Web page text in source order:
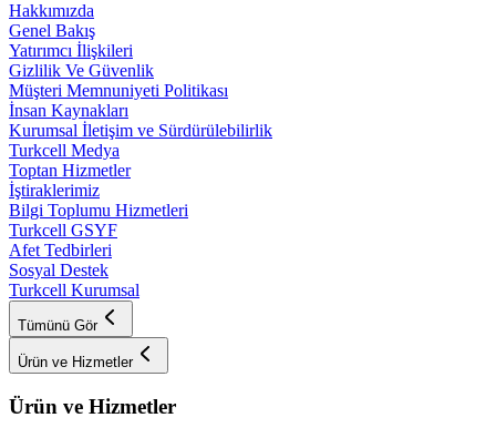
Hakkımızda
Genel Bakış
Yatırımcı İlişkileri
Gizlilik Ve Güvenlik
Müşteri Memnuniyeti Politikası
İnsan Kaynakları
Kurumsal İletişim ve Sürdürülebilirlik
Turkcell Medya
Toptan Hizmetler
İştiraklerimiz
Bilgi Toplumu Hizmetleri
Turkcell GSYF
Afet Tedbirleri
Sosyal Destek
Turkcell Kurumsal
Tümünü Gör
Ürün ve Hizmetler
Ürün ve Hizmetler